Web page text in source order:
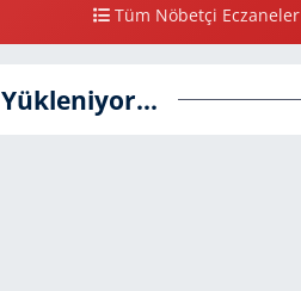
Tüm Nöbetçi Eczaneler
Yükleniyor...